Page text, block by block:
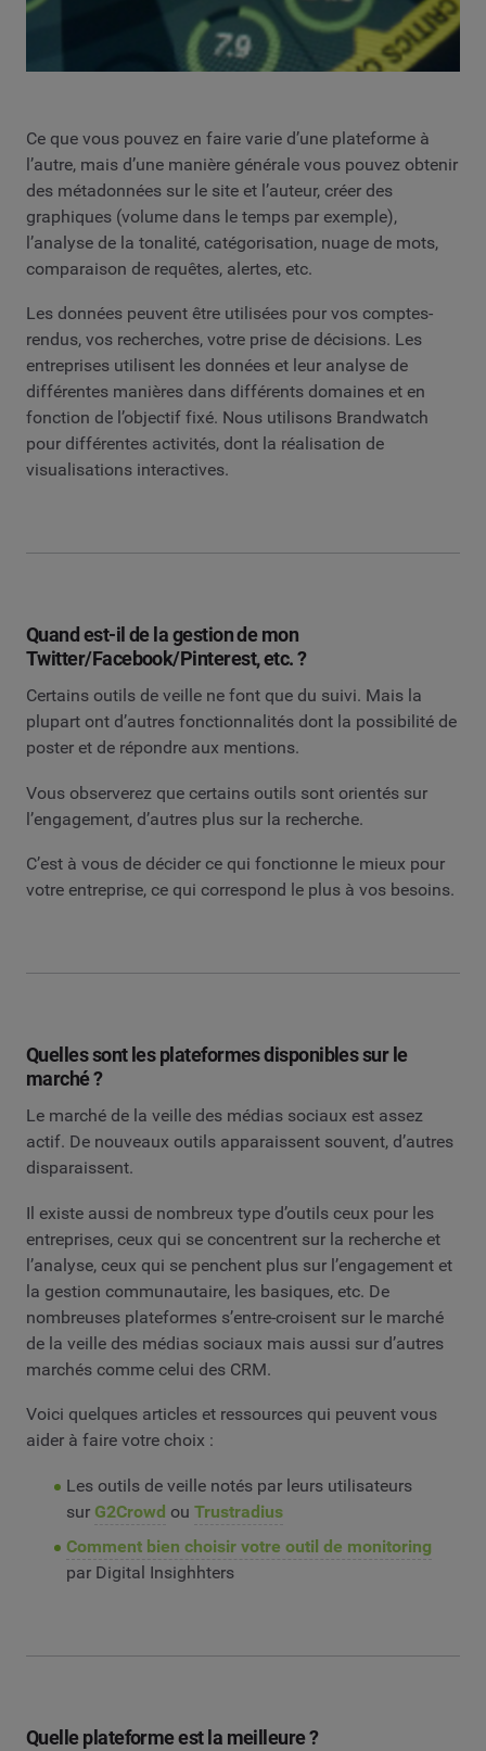
Ce que vous pouvez en faire varie d’une plateforme à
l’autre, mais d’une manière générale vous pouvez obtenir
des métadonnées sur le site et l’auteur, créer des
graphiques (volume dans le temps par exemple),
l’analyse de la tonalité, catégorisation, nuage de mots,
comparaison de requêtes, alertes, etc.
Les données peuvent être utilisées pour vos comptes-
rendus, vos recherches, votre prise de décisions. Les
entreprises utilisent les données et leur analyse de
différentes manières dans différents domaines et en
fonction de l’objectif fixé. Nous utilisons Brandwatch
pour différentes activités, dont la réalisation de
visualisations interactives.
Quand est-il de la gestion de mon
Twitter/Facebook/Pinterest, etc. ?
Certains outils de veille ne font que du suivi. Mais la
plupart ont d’autres fonctionnalités dont la possibilité de
poster et de répondre aux mentions.
Vous observerez que certains outils sont orientés sur
l’engagement, d’autres plus sur la recherche.
C’est à vous de décider ce qui fonctionne le mieux pour
votre entreprise, ce qui correspond le plus à vos besoins.
Quelles sont les plateformes disponibles sur le
marché ?
Le marché de la veille des médias sociaux est assez
actif. De nouveaux outils apparaissent souvent, d’autres
disparaissent.
Il existe aussi de nombreux type d’outils ceux pour les
entreprises, ceux qui se concentrent sur la recherche et
l’analyse, ceux qui se penchent plus sur l’engagement et
la gestion communautaire, les basiques, etc. De
nombreuses plateformes s’entre-croisent sur le marché
de la veille des médias sociaux mais aussi sur d’autres
marchés comme celui des CRM.
Voici quelques articles et ressources qui peuvent vous
aider à faire votre choix :
Les outils de veille notés par leurs utilisateurs
sur G2Crowd ou Trustradius
Comment bien choisir votre outil de monitoring
par Digital Insighhters
Quelle plateforme est la meilleure ?